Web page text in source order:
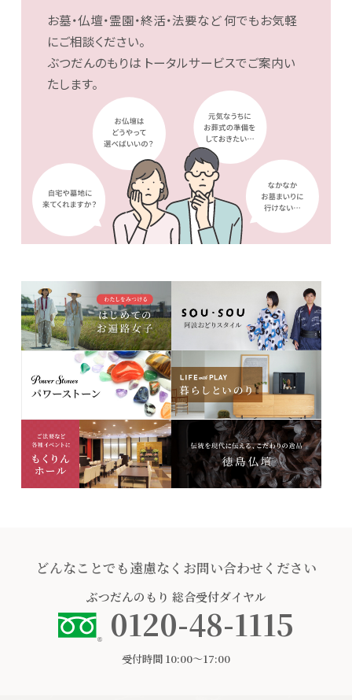
お墓・仏壇・霊園・終活・法要など何でもお気軽
にご相談ください。
ぶつだんのもりは トータルサービスでご案内い
たします。
どんなことでも遠慮なくお問い合わせください
ぶつだんのもり 総合受付ダイヤル
0120-48-1115
受付時間 10:00〜17:00